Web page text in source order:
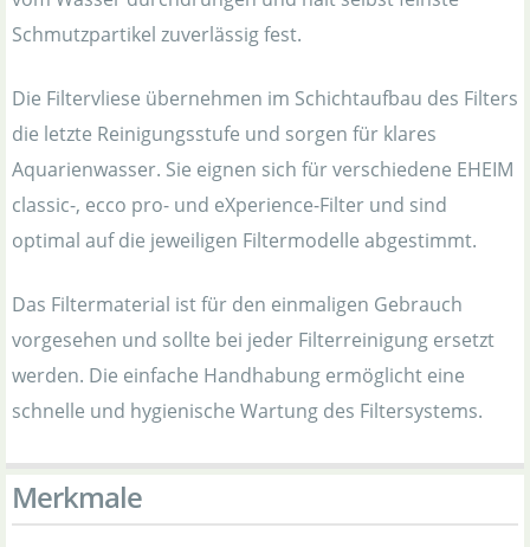
Schmutzpartikel zuverlässig fest.
Die Filtervliese übernehmen im Schichtaufbau des Filters
die letzte Reinigungsstufe und sorgen für klares
Aquarienwasser. Sie eignen sich für verschiedene EHEIM
classic-, ecco pro- und eXperience-Filter und sind
optimal auf die jeweiligen Filtermodelle abgestimmt.
Das Filtermaterial ist für den einmaligen Gebrauch
vorgesehen und sollte bei jeder Filterreinigung ersetzt
werden. Die einfache Handhabung ermöglicht eine
schnelle und hygienische Wartung des Filtersystems.
Merkmale